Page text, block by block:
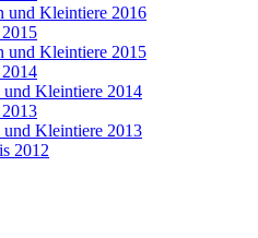
und Kleintiere 2016
und Kleintiere 2015
Kleintiere 2014
Kleintiere 2013
2012